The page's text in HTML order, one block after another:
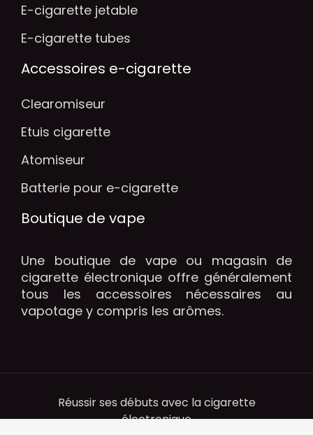
E-cigarette jetable
E-cigarette tubes
Accessoires e-cigarette
Clearomiseur
Etuis cigarette
Atomiseur
Batterie pour e-cigarette
Boutique de vape
Une boutique de vape ou magasin de
cigarette électronique offre généralement
tous les accessoires nécessaires au
vapotage y compris les arômes.
Réussir ses débuts avec la cigarette
électronique